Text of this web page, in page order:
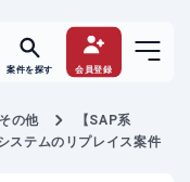
案件を探す 会員登録
その他
【SAP系
ステムのリプレイス案件